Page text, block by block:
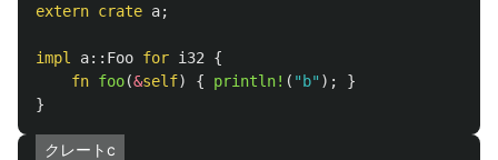
extern crate a;
impl a:: Foo for i32
{
fn foo(&self) { println! ( "b" );
}
}
クレートc